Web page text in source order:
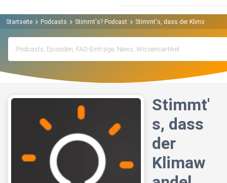
Startseite Podcasts Stimmt's? Podcast Stimmt's, dass der Klimawandel
Stimmt'
s, dass
der
Klimaw